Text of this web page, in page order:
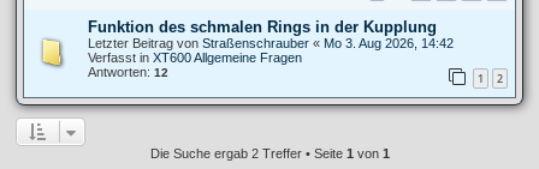
Funktion des schmalen Rings in der Kupplung
Letzter Beitrag von Straßenschrauber « Mo 3. Aug 2026, 14:42
Verfasst in XT600 Allgemeine Fragen
Antworten: 12 1 2
Die Suche ergab 2 Treffer • Seite 1 von 1